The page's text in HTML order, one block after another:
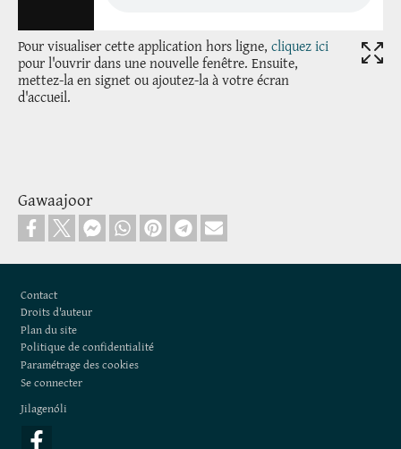
Pour visualiser cette application hors ligne, cliquez ici
pour l'ouvrir dans une nouvelle fenêtre. Ensuite,
mettez-la en signet ou ajoutez-la à votre écran
d'accueil.
Gawaajoor
Contact
Droits d'auteur
Plan du site
Politique de confidentialité
Paramétrage des cookies
Se connecter
Jilagenóli